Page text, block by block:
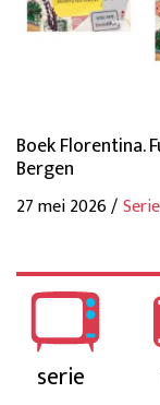
Boek Florentina.
Bergen
27 mei 2026 /Serie
serie